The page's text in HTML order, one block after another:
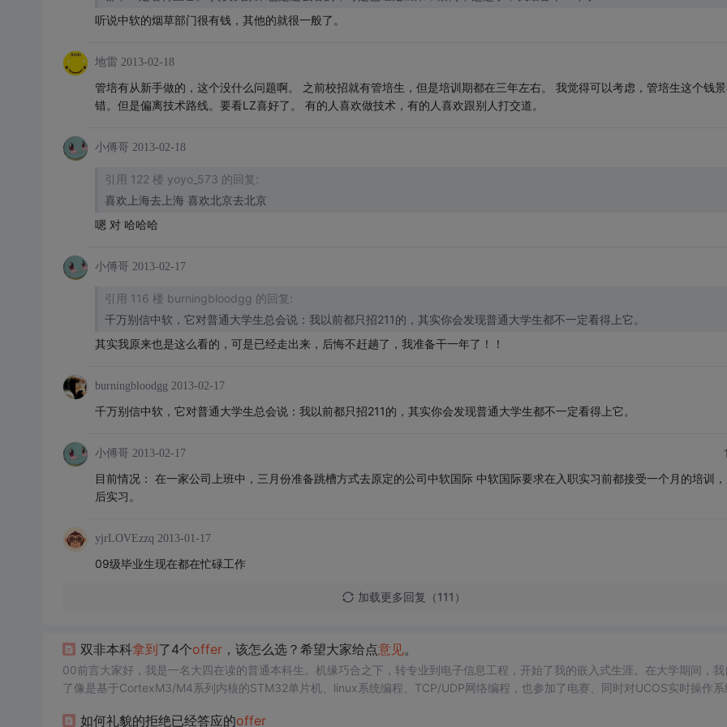
听说中软的烟草部门很有钱，其他的就很一般了。
地雷 2013-02-18
管培有从新手做的，这个没什么问题啊。 之前校招就有管培生，但是培训期都在三年左右。 我觉得可以考虑，管培生这个钱
错。但是偏离技术路线。要看LZ喜好了。 有的人喜欢做技术，有的人喜欢跟别人打交道。
小傅哥 2013-02-18
引用 122 楼 yoyo_573 的回复:
喜欢上海去上海 喜欢北京去北京
嗯 对 哈哈哈
小傅哥 2013-02-17
引用 116 楼 burningbloodgg 的回复:
千万别信中软，它对普通大学生总会说：我以前都只招211的，其实你会发现普通大学生都不一定看得上它。
其实我原来也是这么看的，可是已经走出来，后悔不赶趟了，我准备干一年了！！
burningbloodgg 2013-02-17
千万别信中软，它对普通大学生总会说：我以前都只招211的，其实你会发现普通大学生都不一定看得上它。
小傅哥 2013-02-17
目前情况： 在一家公司上班中，三月份准备跳槽方式去原定的公司中软国际 中软国际要求在入职实习前都接受一个月的培训
后实习。
yjrLOVEzzq 2013-01-17
09级毕业生现在都在忙碌工作
加载更多回复（111）
双非本科拿到了4个offer，该怎么选？希望大家给点意见。
00前言大家好，我是一名大四在读的普通本科生。机缘巧合之下，转专业到电子信息工程，开始了我的嵌入式生涯。在大学期间，我
了像是基于CortexM3/M4系列内核的STM32单片机、linux系统编程、TCP/UDP网络编程，也参加了电赛、同时对UCOS实时操作系
抉...如何礼貌的拒绝已经答应的offer